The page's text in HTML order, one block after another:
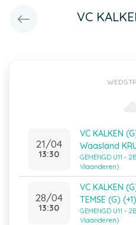
VC
21/04
13:30
VC KALKEN
Waasland
GEMENGD U11 -
Vlaanderen)
28/04
13:30
VC KALKEN
TEMSE (G) (+1)
GEMENGD U11 -
Vlaanderen)